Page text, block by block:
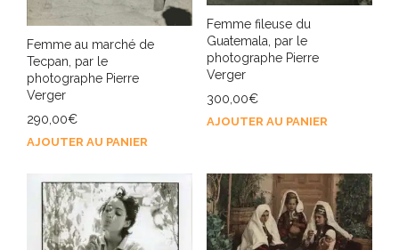
Femme au marché de
Tecpan, par le
photographe Pierre
Verger
290,00€
AJOUTER AU PANIER
Femme fileuse du
Guatemala, par le
photographe Pierre
Verger
300,00€
AJOUTER AU PANIER